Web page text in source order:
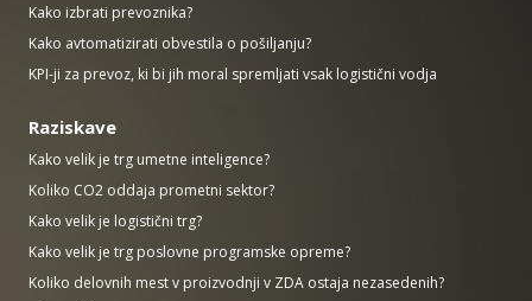
Kako izbrati prevoznika?
Kako avtomatizirati obvestila o pošiljanju?
KPI-ji za prevoz, ki bi jih moral spremljati vsak logistični vodja
Raziskave
Kako velik je trg umetne inteligence?
Koliko CO2 oddaja prometni sektor?
Kako velik je logistični trg?
Kako velik je trg poslovne programske opreme?
Koliko delovnih mest v proizvodnji v ZDA ostaja nezasedenih?